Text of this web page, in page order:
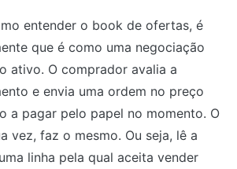
entender o book de ofertas, é
que é como uma negociação
ativo. O comprador avalia a
e envia uma ordem no preço
a pagar pelo papel no momento. O
vez, faz o mesmo. Ou seja, lê a
linha pela qual aceita vender